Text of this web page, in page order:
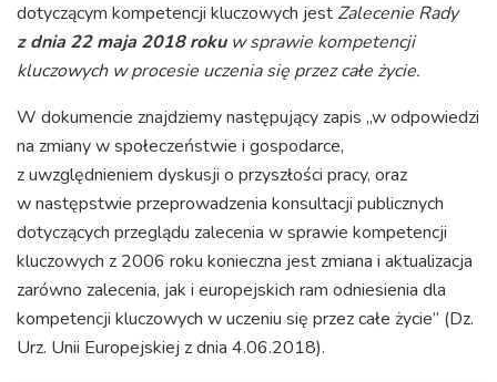
dotyczącym kompetencji kluczowych jest Zalecenie Rady
z dnia 22 maja 2018 rokuw sprawie kompetencji
kluczowych w procesie uczenia się przez całe życie.
W dokumencie znajdziemy następujący zapis „w odpowiedzi
na zmiany w społeczeństwie i gospodarce,
z uwzględnieniem dyskusji o przyszłości pracy, oraz
w następstwie przeprowadzenia konsultacji publicznych
dotyczących przeglądu zalecenia w sprawie kompetencji
kluczowych z 2006 roku konieczna jest zmiana i aktualizacja
zarówno zalecenia, jak i europejskich ram odniesienia dla
kompetencji kluczowych w uczeniu się przez całe życie” (Dz.
Urz. Unii Europejskiej z dnia 4.06.2018).